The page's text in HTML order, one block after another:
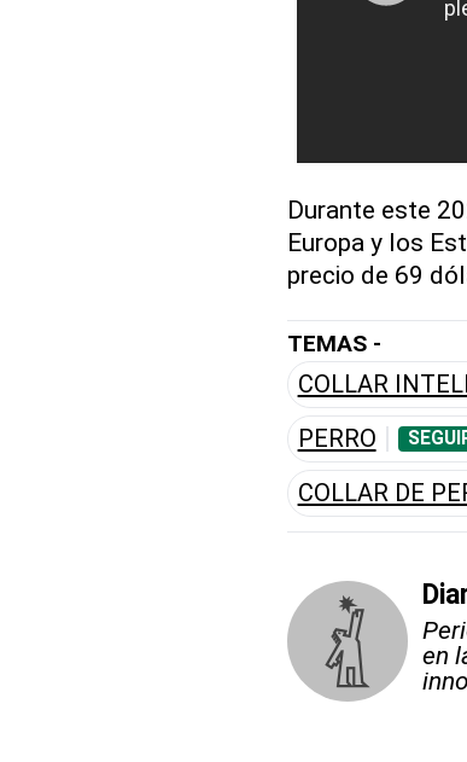
Durante este
Europa y los
precio de 69
TEMAS -
COLLAR
PERRO
COLLAR DE
en